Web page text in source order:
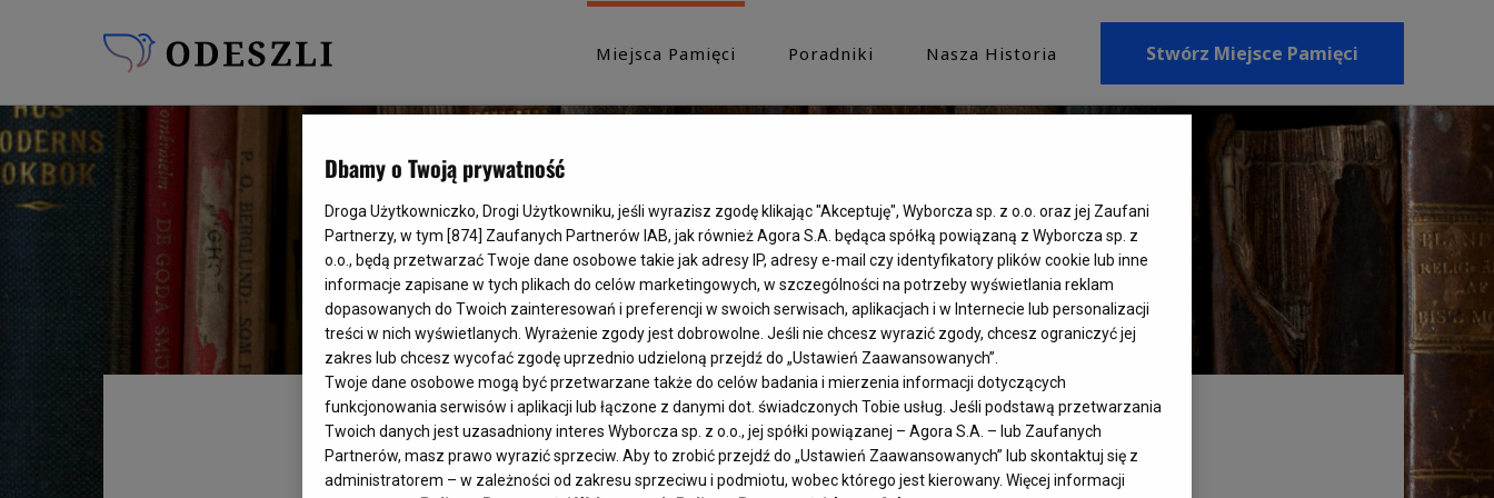
Miejsca Pamięci Poradniki Nasza Historia Stwórz Miejsce Pamięci
Dbamy o Twoją prywatność
Droga Użytkowniczko, Drogi Użytkowniku, jeśli wyrazisz zgodę klikając "Akceptuję", Wyborcza sp. z o.o. oraz jej Zaufani
Partnerzy, w tym [874] Zaufanych Partnerów IAB, jak również Agora S.A. będąca spółką powiązaną z Wyborcza sp. z
o.o., będą przetwarzać Twoje dane osobowe takie jak adresy IP, adresy e-mail czy identyfikatory plików cookie lub inne
informacje zapisane w tych plikach do celów marketingowych, w szczególności na potrzeby wyświetlania reklam
dopasowanych do Twoich zainteresowań i preferencji w swoich serwisach, aplikacjach i w Internecie lub personalizacji
treści w nich wyświetlanych. Wyrażenie zgody jest dobrowolne. Jeśli nie chcesz wyrazić zgody, chcesz ograniczyć jej
zakres lub chcesz wycofać zgodę uprzednio udzieloną przejdź do „Ustawień Zaawansowanych”.
Twoje dane osobowe mogą być przetwarzane także do celów badania i mierzenia informacji dotyczących
funkcjonowania serwisów i aplikacji lub łączone z danymi dot. świadczonych Tobie usług. Jeśli podstawą przetwarzania
Twoich danych jest uzasadniony interes Wyborcza sp. z o.o., jej spółki powiązanej – Agora S.A. – lub Zaufanych
Partnerów, masz prawo wyrazić sprzeciw. Aby to zrobić przejdź do „Ustawień Zaawansowanych” lub skontaktuj się z
administratorem – w zależności od zakresu sprzeciwu i podmiotu, wobec którego jest kierowany. Więcej informacji